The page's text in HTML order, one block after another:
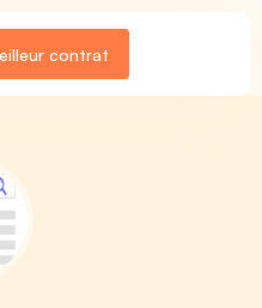
contrat